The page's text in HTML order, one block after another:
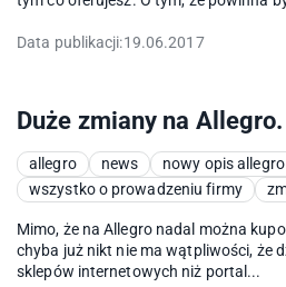
Data publikacji:19.06.2017
Duże zmiany na Allegro.
allegro news
nowy opis allegro
wszystko o prowadzeniu firmy
Mimo, że na Allegro nadal można
chyba już nikt nie ma wątpliwości, że
sklepów internetowych niż portal...